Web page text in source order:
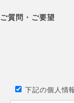
ご質問・ご要望
下記の個人情